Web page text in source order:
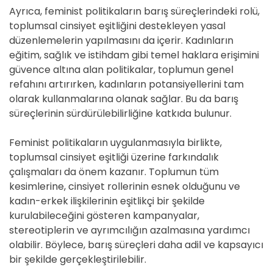
Ayrıca, feminist politikaların barış süreçlerindeki rolü,
toplumsal cinsiyet eşitliğini destekleyen yasal
düzenlemelerin yapılmasını da içerir. Kadınların
eğitim, sağlık ve istihdam gibi temel haklara erişimini
güvence altına alan politikalar, toplumun genel
refahını artırırken, kadınların potansiyellerini tam
olarak kullanmalarına olanak sağlar. Bu da barış
süreçlerinin sürdürülebilirliğine katkıda bulunur.
Feminist politikaların uygulanmasıyla birlikte,
toplumsal cinsiyet eşitliği üzerine farkındalık
çalışmaları da önem kazanır. Toplumun tüm
kesimlerine, cinsiyet rollerinin esnek olduğunu ve
kadın-erkek ilişkilerinin eşitlikçi bir şekilde
kurulabileceğini gösteren kampanyalar,
stereotiplerin ve ayrımcılığın azalmasına yardımcı
olabilir. Böylece, barış süreçleri daha adil ve kapsayıcı
bir şekilde gerçekleştirilebilir.